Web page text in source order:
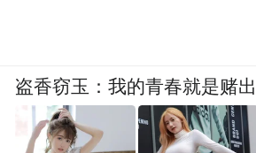
盗香窃玉：我的青春就是赌